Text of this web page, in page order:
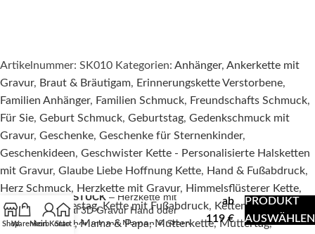
Artikelnummer: SK010 Kategorien: Anhänger, Ankerkette mit
Gravur, Braut & Bräutigam, Erinnerungskette Verstorbene,
Familien Anhänger, Familien Schmuck, Freundschafts Schmuck,
Für Sie, Geburt Schmuck, Geburtstag, Gedenkschmuck mit
Gravur, Geschenke, Geschenke für Sternenkinder,
Geschenkideen, Geschwister Kette - Personalisierte Halsketten
mit Gravur, Glaube Liebe Hoffnung Kette, Hand & Fußabdruck,
Herz Schmuck, Herzkette mit Gravur, Himmelsflüsterer Kette,
Hochzeit , Jahrestag, Kette mit Fußabdruck, Ketten,
Liebesschmuck, Mama & Papa, Mutterkette, Muttertag,
HERZSTÜCK – Herzkette mit
Orginal 3D Gravur Hand oder
Fussabdruck mit Namen & Stern
ab
119€
PRODUKT
AUSWÄHLEN
ShopWarenkorbMein Konto
Start